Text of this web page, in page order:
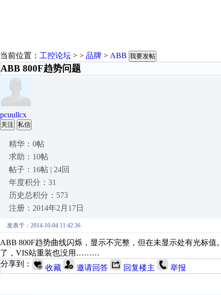
当前位置： 工控论坛 > > 品牌 > ABB 我要发帖
ABB 800F趋势问题
pcuullcx
关注 私信
精华：0帖
求助：10帖
帖子：16帖 | 24回
年度积分：31
历史总积分：573
注册：2014年2月17日
发表于：2014-10-04 11:42:36
ABB 800F趋势曲线闪烁，显示不完整，但在未显示处有光标
了，VIS站重装也没用………
分享到：
收藏 邀请回答 回复楼主 举报